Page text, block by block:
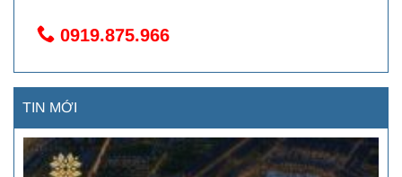
0919.875.966
TIN MỚI